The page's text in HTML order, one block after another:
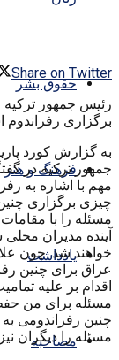
حقوق بشر
فرهنگ و هنر
یادداشت
مصاحبه
Share on Twitter
رئیس جمهور ترکیه
برگزاری
به گزارش کورد
مهم با اشاره به
چیزی برگزاری
مسئله را با
آینده مدیران
خواهند شد. چون
عراق برای چنین
اقدام بر علیه
مسئله برای من
چنین رفراندومی
مسئله را دیگران